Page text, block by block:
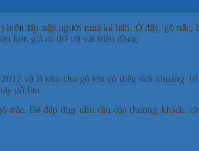
tấp nập người mua kẻ bán. Ở đây, gỗ trắc,
hơn giá có thể tới vài triệu đồng.
và là khu chợ gỗ lớn có diện tích khoảng
gỗ lim.
Để đáp ứng nhu cầu của thượng khách,